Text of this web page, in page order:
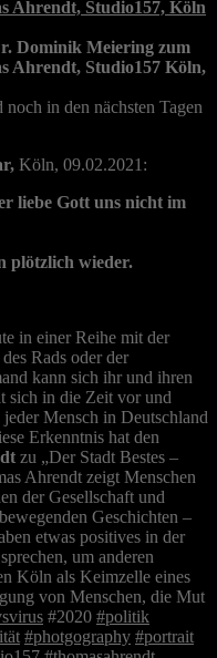
in den nächsten Tagen
Köln, 09.02.2021:
liebe Gott uns nicht im
plötzlich wieder.
in einer Reihe mit der
Rads oder der
kann sich ihr und ihren
sich in die Zeit vor und
Mensch in Deutschland
Erkenntnis hat den
zu „Der Stadt Bestes –
Ahrendt zeigt Menschen
der Gesellschaft und
Geschichten –
etwas positives in der
um anderen
Köln als Keimzelle eines
von Menschen, die Mut
#2020 #politik
#photgography #portrait